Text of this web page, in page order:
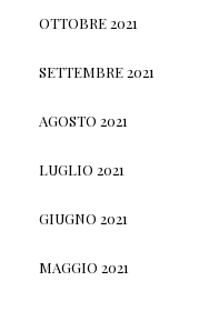
OTTOBRE 2021
SETTEMBRE 2021
AGOSTO 2021
LUGLIO 2021
GIUGNO 2021
MAGGIO 2021